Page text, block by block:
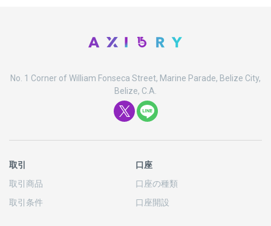
No. 1 Corner of William Fonseca Street, Marine Parade, Belize City,
Belize, C.A.
取引
取引商品
取引条件
口座
口座の種類
口座開設